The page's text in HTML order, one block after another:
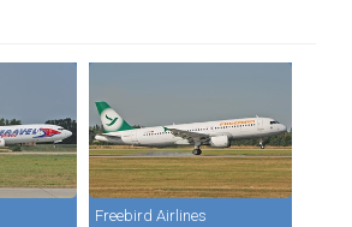
Freebird Airlines